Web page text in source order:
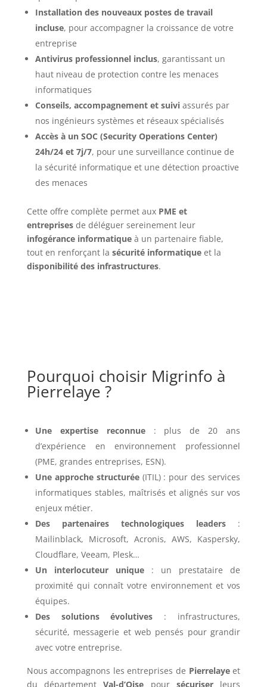
Installation des nouveaux postes de travail
incluse, pour accompagner la croissance de votre
entreprise
Antivirus professionnel inclus, garantissant un
haut niveau de protection contre les menaces
informatiques
Conseils, accompagnement et suiviassurés par
nos ingénieurs systèmes et réseaux spécialisés
Accès à un SOC (Security Operations Center)
24h/24 et 7j/7, pour une surveillance continue de
la sécurité informatique et une détection proactive
des menaces
Cette offre complète permet aux PME et
entreprisesde déléguer sereinement leur
infogérance informatiqueà un partenaire fiable,
tout en renforçant la sécurité informatiqueet la
disponibilité des infrastructures.
Pourquoi choisir Migrinfo à
Pierrelaye ?
Une expertise reconnue: plus de 20 ans
d’expérience en environnement professionnel
(PME, grandes entreprises, ESN).
Une approche structurée(ITIL) : pour des services
informatiques stables, maîtrisés et alignés sur vos
enjeux métier.
Des partenaires technologiques leaders :
Mailinblack, Microsoft, Acronis, AWS, Kaspersky,
Cloudflare, Veeam, Plesk…
Un interlocuteur unique: un prestataire de
proximité qui connaît votre environnement et vos
équipes.
Des solutions évolutives : infrastructures,
sécurité, messagerie et web pensés pour grandir
avec votre entreprise.
Nous accompagnons les entreprises de Pierrelayeet
du départementVal-d’Oise pour sécuriserleurs